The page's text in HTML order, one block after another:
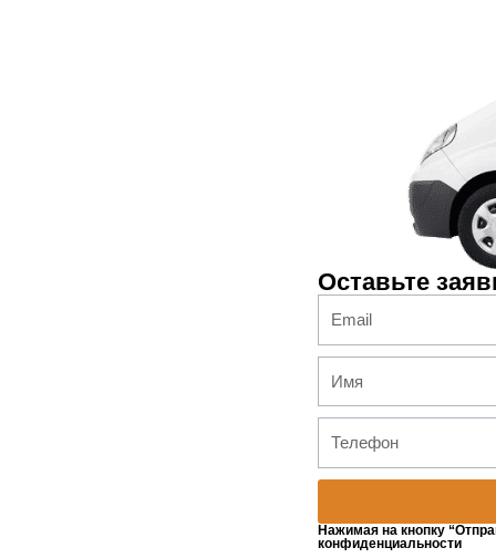
Оставьте
Нажимая на кнопку
конфиденциальности